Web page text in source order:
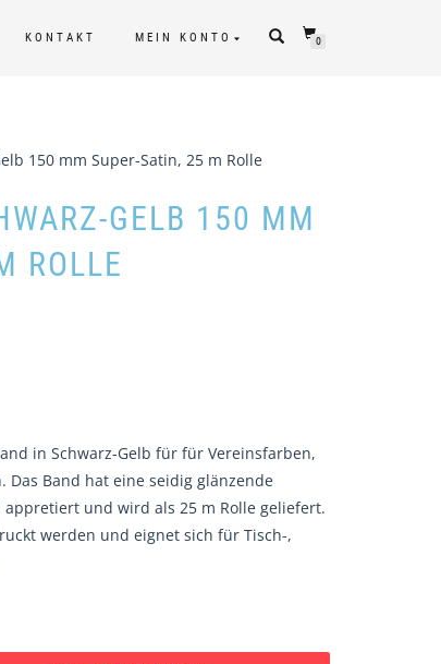
KONTAKT MEIN KONTO 0
150 mm Super-Satin, 25 m Rolle
GELB 150 MM
ROLLE
in Schwarz-Gelb für für Vereinsfarben,
Band hat eine seidig glänzende
und wird als 25 m Rolle geliefert.
werden und eignet sich für Tisch-,